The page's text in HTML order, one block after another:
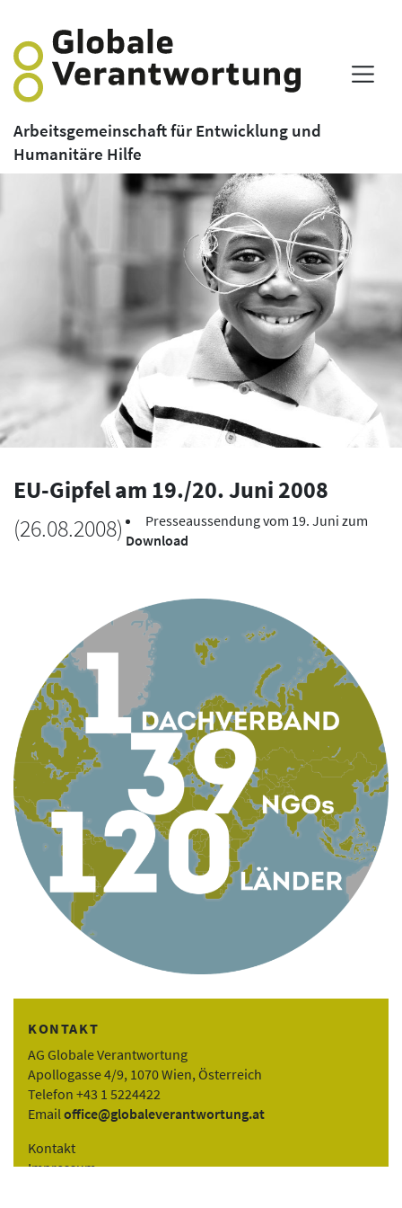
Arbeitsgemeinschaft für Entwicklung und
Humanitäre Hilfe
EU-Gipfel am 19./20. Juni 2008
(26.08.2008)
Presseaussendung vom 19. Juni zum
Download
KONTAKT
AG Globale Verantwortung
Apollogasse 4/9, 1070 Wien, Österreich
Telefon +43 1 5224422
Emailoffice@globaleverantwortung.at
Kontakt
Impressum